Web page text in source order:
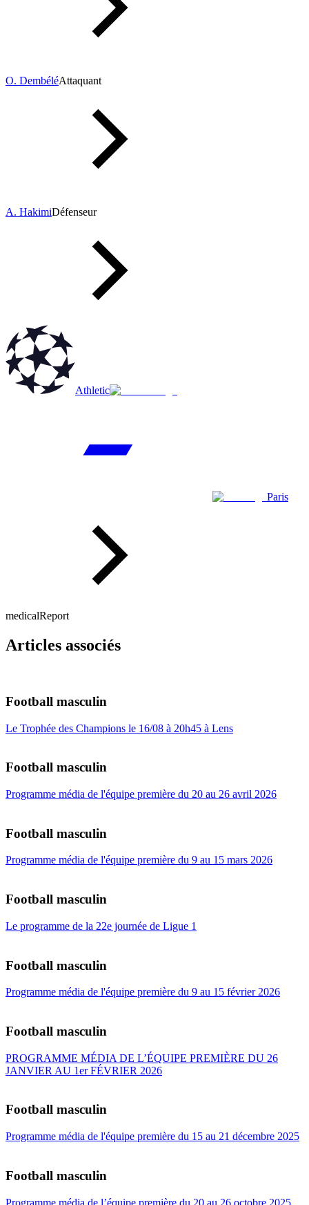
O. DembéléAttaquant
A. HakimiDéfenseur
Athletic
Paris
medicalReport
Articles associés
Football masculin
Le Trophée des Champions le 16/08 à 20h45 à Lens
Football masculin
Programme média de l'équipe première du 20 au 26 avril 2026
Football masculin
Programme média de l'équipe première du 9 au 15 mars 2026
Football masculin
Le programme de la 22e journée de Ligue 1
Football masculin
Programme média de l'équipe première du 9 au 15 février 2026
Football masculin
PROGRAMME MÉDIA DE L’ÉQUIPE PREMIÈRE DU 26
JANVIER AU 1er FÉVRIER 2026
Football masculin
Programme média de l'équipe première du 15 au 21 décembre 2025
Football masculin
Programme média de l’équipe première du 20 au 26 octobre 2025